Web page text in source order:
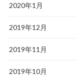
2020年1月
2019年12月
2019年11月
2019年10月